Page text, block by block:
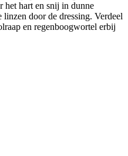
hart en snij in dunne
linzen door de dressing. Verdeel
en regenboogwortel erbij